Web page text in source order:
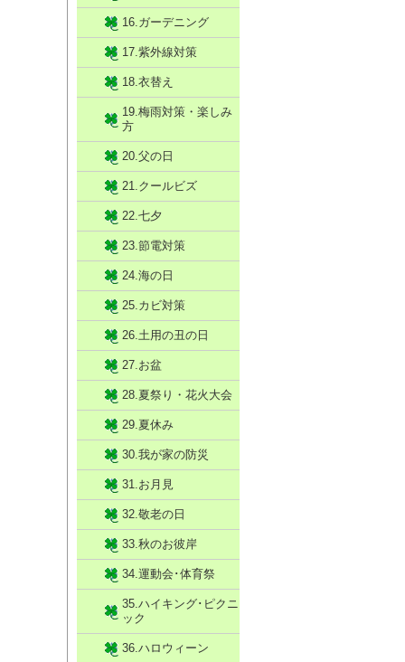
16.ガーデニング
17.紫外線対策
18.衣替え
19.梅雨対策・楽しみ
方
20.父の日
21.クールビズ
22.七夕
23.節電対策
24.海の日
25.カビ対策
26.土用の丑の日
27.お盆
28.夏祭り・花火大会
29.夏休み
30.我が家の防災
31.お月見
32.敬老の日
33.秋のお彼岸
34.運動会･体育祭
35.ハイキング･ピクニ
ック
36.ハロウィーン